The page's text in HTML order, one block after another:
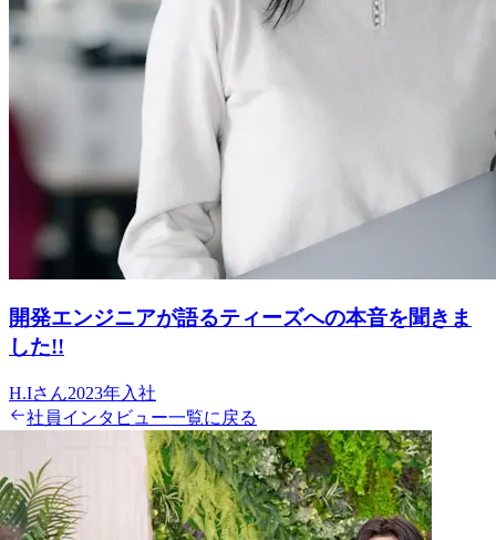
開発エンジニアが語るティーズへの本音を聞きま
した!!
H.Iさん2023年入社
社員インタビュー一覧に戻る